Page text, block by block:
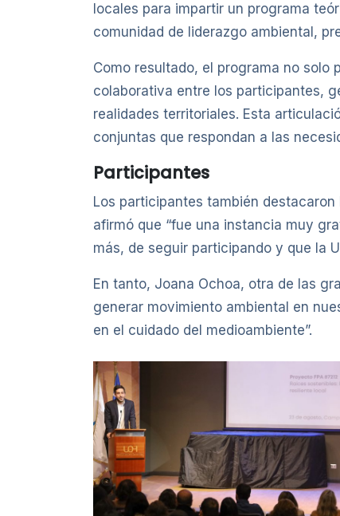
locales para impartir un programa
comunidad de liderazgo ambiental,
Como resultado, el programa no
colaborativa entre los participantes,
realidades territoriales. Esta
conjuntas que respondan a las
Participantes
Los participantes también
afirmó que “fue una instancia muy
más, de seguir participando y que la
En tanto, Joana Ochoa, otra de las
generar movimiento ambiental en
en el cuidado del medioambiente”.